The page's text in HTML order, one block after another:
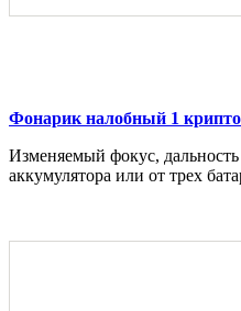
Фонарик налобный 1
Изменяемый фокус,
аккумулятора или от трех